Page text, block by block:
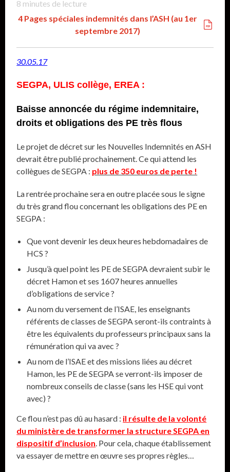
8 minutes de lecture
4 Pages spéciales indemnités dans l’ASH (au 1er
septembre 2017)
30.05.17
SEGPA, ULIS collège, EREA :
Baisse annoncée du régime indemnitaire,
droits et obligations des PE très flous
Le projet de décret sur les Nouvelles Indemnités en ASH
devrait être publié prochainement. Ce qui attend les
collègues de SEGPA : plus de 350 euros de perte !
La rentrée prochaine sera en outre placée sous le signe
du très grand flou concernant les obligations des PE en
SEGPA :
Que vont devenir les deux heures hebdomadaires de
HCS ?
Jusqu’à quel point les PE de SEGPA devraient subir le
décret Hamon et ses 1607 heures annuelles
d’obligations de service ?
Au nom du versement de l’ISAE, les enseignants
référents de classes de SEGPA seront-ils contraints à
être les équivalents du professeurs principaux sans la
rémunération qui va avec ?
Au nom de l’ISAE et des missions liées au décret
Hamon, les PE de SEGPA se verront-ils imposer de
nombreux conseils de classe (sans les HSE qui vont
avec) ?
Ce flou n’est pas dû au hasard : il résulte de la volonté
du ministère de transformer la structure SEGPA en
dispositif d’inclusion . Pour cela, chaque établissement
va essayer de mettre en œuvre ses propres règles…